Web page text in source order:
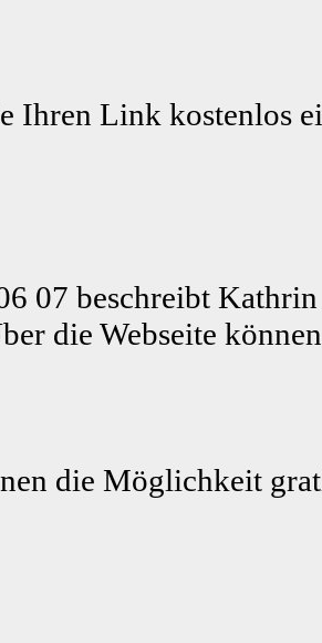
Ihren Link kostenlos
07 beschreibt
die Webseite
die Möglichkeit